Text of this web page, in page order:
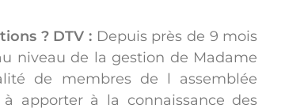
? DTV : Depuis près de 9 mois
niveau de la gestion de Madame
de membres de l assemblée
apporter à la connaissance des